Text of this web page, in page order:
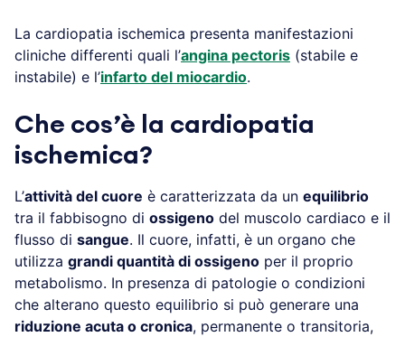
La cardiopatia ischemica presenta manifestazioni
cliniche differenti quali l’angina pectoris (stabile e
instabile) e l’infarto del miocardio.
Che cos’è la cardiopatia
ischemica?
L’attività del cuore è caratterizzata da un equilibrio
tra il fabbisogno di ossigeno del muscolo cardiaco e il
flusso di sangue. Il cuore, infatti, è un organo che
utilizza grandi quantità di ossigeno per il proprio
metabolismo. In presenza di patologie o condizioni
che alterano questo equilibrio si può generare una
riduzione acuta o cronica, permanente o transitoria,